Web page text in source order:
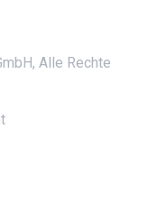
, Alle Rechte